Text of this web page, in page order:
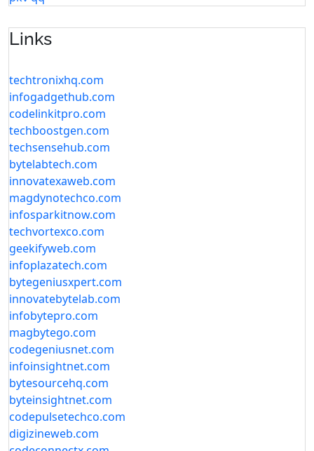
Links
techtronixhq.com
infogadgethub.com
codelinkitpro.com
techboostgen.com
techsensehub.com
bytelabtech.com
innovatexaweb.com
magdynotechco.com
infosparkitnow.com
techvortexco.com
geekifyweb.com
infoplazatech.com
bytegeniusxpert.com
innovatebytelab.com
infobytepro.com
magbytego.com
codegeniusnet.com
infoinsightnet.com
bytesourcehq.com
byteinsightnet.com
codepulsetechco.com
digizineweb.com